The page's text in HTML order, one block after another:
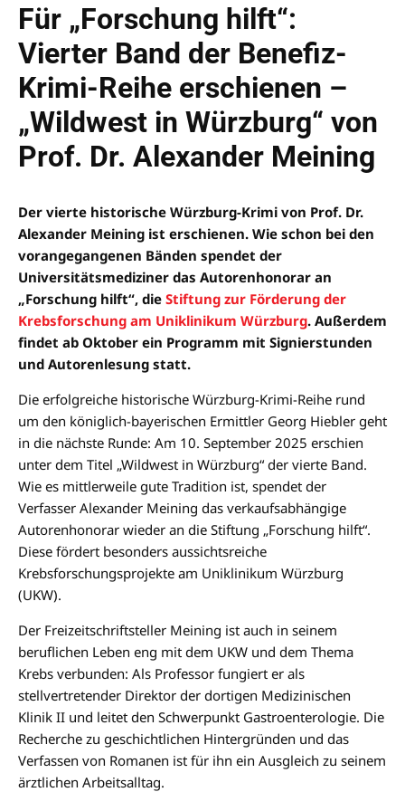
Für „Forschung hilft“:
Vierter Band der Benefiz-
Krimi-Reihe erschienen –
„Wildwest in Würzburg“ von
Prof. Dr. Alexander Meining
Der vierte historische Würzburg-Krimi von Prof. Dr.
Alexander Meining ist erschienen. Wie schon bei den
vorangegangenen Bänden spendet der
Universitätsmediziner das Autorenhonorar an
„Forschung hilft“, die Stiftung zur Förderung der
Krebsforschung am Uniklinikum Würzburg. Außerdem
findet ab Oktober ein Programm mit Signierstunden
und Autorenlesung statt.
Die erfolgreiche historische Würzburg-Krimi-Reihe rund
um den königlich-bayerischen Ermittler Georg Hiebler geht
in die nächste Runde: Am 10. September 2025 erschien
unter dem Titel „Wildwest in Würzburg“ der vierte Band.
Wie es mittlerweile gute Tradition ist, spendet der
Verfasser Alexander Meining das verkaufsabhängige
Autorenhonorar wieder an die Stiftung „Forschung hilft“.
Diese fördert besonders aussichtsreiche
Krebsforschungsprojekte am Uniklinikum Würzburg
(UKW).
Der Freizeitschriftsteller Meining ist auch in seinem
beruflichen Leben eng mit dem UKW und dem Thema
Krebs verbunden: Als Professor fungiert er als
stellvertretender Direktor der dortigen Medizinischen
Klinik II und leitet den Schwerpunkt Gastroenterologie. Die
Recherche zu geschichtlichen Hintergründen und das
Verfassen von Romanen ist für ihn ein Ausgleich zu seinem
ärztlichen Arbeitsalltag.